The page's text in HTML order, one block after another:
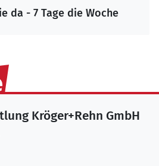
da - 7 Tage die Woche
Kröger+Rehn GmbH